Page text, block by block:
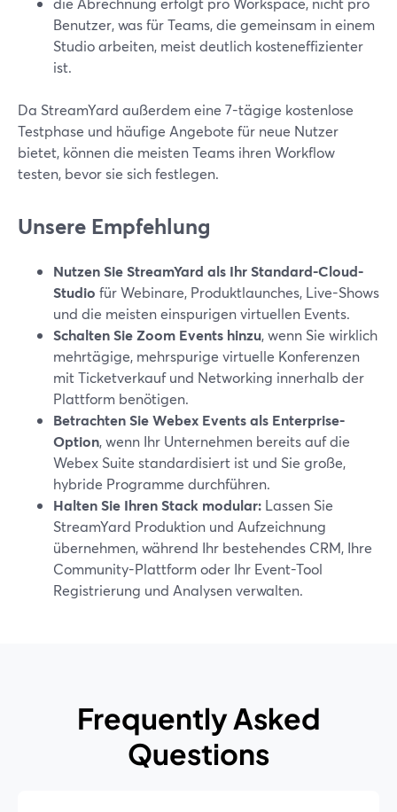
Benutzer, was für Teams, die gemeinsam in einem
Studio arbeiten, meist deutlich kosteneffizienter
ist.
Da StreamYard außerdem eine 7-tägige kostenlose
Testphase und häufige Angebote für neue Nutzer
bietet, können die meisten Teams ihren Workflow
testen, bevor sie sich festlegen.
Unsere Empfehlung
Nutzen Sie StreamYard als Ihr Standard-Cloud-
Studio für Webinare, Produktlaunches, Live-Shows
und die meisten einspurigen virtuellen Events.
Schalten Sie Zoom Events hinzu, wenn Sie wirklich
mehrtägige, mehrspurige virtuelle Konferenzen
mit Ticketverkauf und Networking innerhalb der
Plattform benötigen.
Betrachten Sie Webex Events als Enterprise-
Option, wenn Ihr Unternehmen bereits auf die
Webex Suite standardisiert ist und Sie große,
hybride Programme durchführen.
Halten Sie Ihren Stack modular: Lassen Sie
StreamYard Produktion und Aufzeichnung
übernehmen, während Ihr bestehendes CRM, Ihre
Community-Plattform oder Ihr Event-Tool
Registrierung und Analysen verwalten.
Frequently Asked
Questions